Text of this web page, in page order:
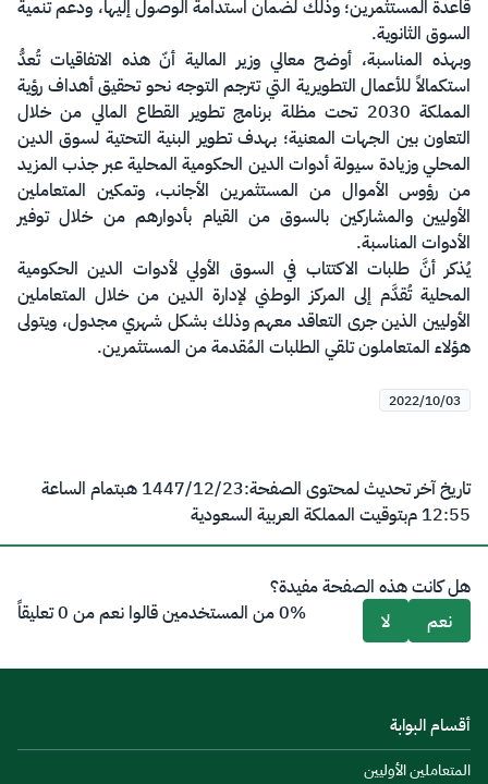
قاعدة المستثمرين؛ وذلك لضمان استدامة الوصول إليها، ودعم تنمية
السوق الثانوية.
وبهذه المناسبة، أوضح معالي وزير المالية أنّ هذه الاتفاقيات تُعدُّ
استكمالاً للأعمال التطويرية التي تترجم التوجه نحو تحقيق أهداف رؤية
المملكة 2030 تحت مظلة برنامج تطوير القطاع المالي من خلال
التعاون بين الجهات المعنية؛ بهدف تطوير البنية التحتية لسوق الدين
المحلي وزيادة سيولة أدوات الدين الحكومية المحلية عبر جذب المزيد
من رؤوس الأموال من المستثمرين الأجانب، وتمكين المتعاملين
الأوليين والمشاركين بالسوق من القيام بأدوارهم من خلال توفير
الأدوات المناسبة.
يُذكر أنَّ طلبات الاكتتاب في السوق الأولي لأدوات الدين الحكومية
المحلية تُقدَّم إلى المركز الوطني لإدارة الدين من خلال المتعاملين
الأوليين الذين جرى التعاقد معهم وذلك بشكل شهري مجدول، ويتولى
هؤلاء المتعاملون تلقي الطلبات المُقدمة من المستثمرين.
2022/10/03
تاريخ آخر تحديث لمحتوى الصفحة:23‏/12‏/1447 هـ
بتمام الساعة
12:55 م
بتوقيت المملكة العربية السعودية
هل كانت هذه الصفحة مفيدة؟
نعم
لا 0% من المستخدمين قالوا نعم من 0 تعليقاً
أقسام البوابة
المتعاملين الأوليين